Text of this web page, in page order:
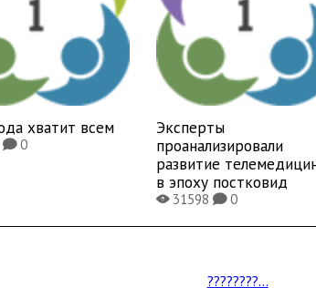
хватит всем
K0
Эксперты
проанализировали
развитие
в эпоху постковид
X31598K0
????????...